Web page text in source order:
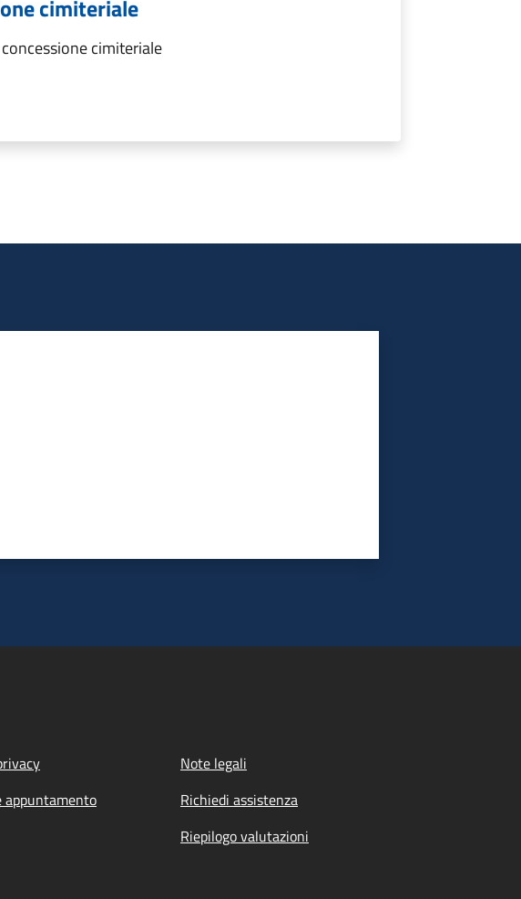
cimiteriale
cimiteriale
Note legali
appuntamento
Richiedi assistenza
Riepilogo valutazioni